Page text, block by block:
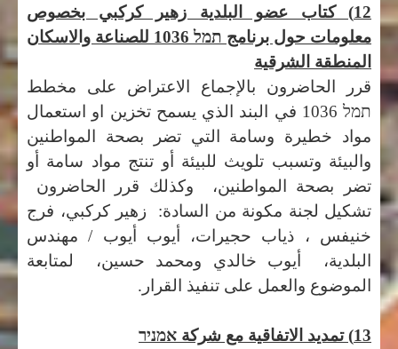
12) كتاب عضو البلدية زهير كركبي بخصوص
معلومات حول برنامج תמל 1036
للصناعة والاسكان
المنطقة الشرقية
قرر الحاضرون بالإجماع الاعتراض على مخطط
תמל 1036
في البند الذي يسمح تخزين او استعمال
مواد خطيرة وسامة التي تضر بصحة المواطنين
والبيئة وتسبب تلويث للبيئة أو تنتج مواد سامة أو
تضر بصحة المواطنين، وكذلك قرر الحاضرون
تشكيل لجنة مكونة من السادة: زهير كركبي، فرج
خنيفس ، ذياب حجيرات، أيوب أيوب / مهندس
البلدية، أيوب خالدي ومحمد حسين، لمتابعة
الموضوع والعمل على تنفيذ القرار.
13) تمديد الاتفاقية مع شركة
אמניר